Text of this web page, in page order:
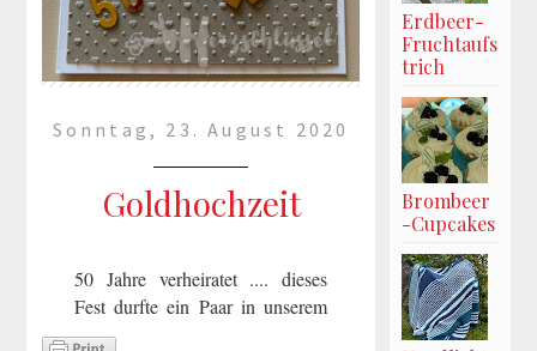
Sonntag, 23. August 2020
Goldhochzeit
50 Jahre verheiratet .... dieses
Fest durfte ein Paar in unserem
Dorf feiern. Zum Glück spielte
Erdbeer-
Fruchtaufs
trich
Brombeer
-Cupcakes